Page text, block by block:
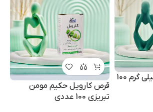
قرص آلگومد 300 میلی گرم 100
قرص کارویل حکیم مومن
تبریزی 100 عددی